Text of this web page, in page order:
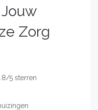
Zorg
5 sterren